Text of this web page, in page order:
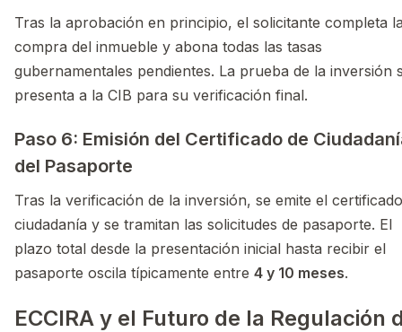
Tras la aprobación en principio, el solicitante completa
compra del inmueble y abona todas las tasas
gubernamentales pendientes. La prueba de la inversión
presenta a la CIB para su verificación final.
Paso 6: Emisión del Certificado de
del Pasaporte
Tras la verificación de la inversión, se emite el
ciudadanía y se tramitan las solicitudes de pasaporte. El
plazo total desde la presentación inicial hasta recibir el
pasaporte oscila típicamente entre 4 y 10 meses.
ECCIRA y el Futuro de la Regulación